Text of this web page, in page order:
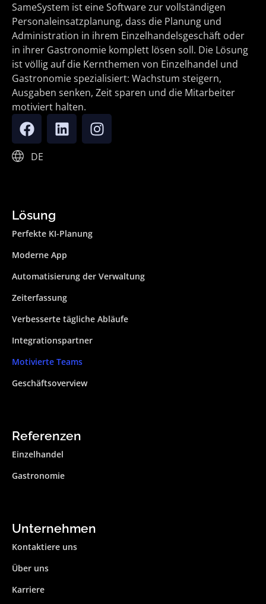
SameSystem ist eine Software zur vollständigen
Personaleinsatzplanung, dass die Planung und
Administration in ihrem Einzelhandelsgeschäft oder
in ihrer Gastronomie komplett lösen soll. Die Lösung
ist völlig auf die Kernthemen von Einzelhandel und
Gastronomie spezialisiert: Wachstum steigern,
Ausgaben senken, Zeit sparen und die Mitarbeiter
motiviert halten.
DE
Lösung
Perfekte KI-Planung
Moderne App
Automatisierung der Verwaltung
Zeiterfassung
Verbesserte tägliche Abläufe
Integrationspartner
Motivierte Teams
Geschäftsoverview
Referenzen
Einzelhandel
Gastronomie
Unternehmen
Kontaktiere uns
Über uns
Karriere